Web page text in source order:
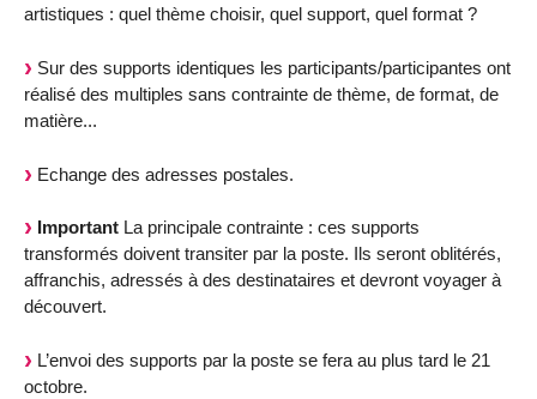
artistiques : quel thème choisir, quel support, quel format ?
Sur des supports identiques les participants/participantes ont
réalisé des multiples sans contrainte de thème, de format, de
matière...
Echange des adresses postales.
Important La principale contrainte : ces supports
transformés doivent transiter par la poste. Ils seront oblitérés,
affranchis, adressés à des destinataires et devront voyager à
découvert.
L’envoi des supports par la poste se fera au plus tard le 21
octobre.